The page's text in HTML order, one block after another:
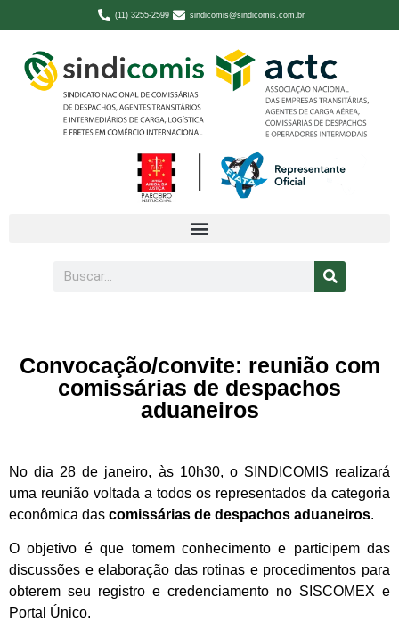
(11) 3255-2599 sindicomis@sindicomis.com.br
Convocação/convite: reunião com
comissárias de despachos
aduaneiros
No dia 28 de janeiro, às 10h30, o SINDICOMIS realizará
uma reunião voltada a todos os representados da categoria
econômica das comissárias de despachos aduaneiros.
O objetivo é que tomem conhecimento e participem das
discussões e elaboração das rotinas e procedimentos para
obterem seu registro e credenciamento no SISCOMEX e
Portal Único.